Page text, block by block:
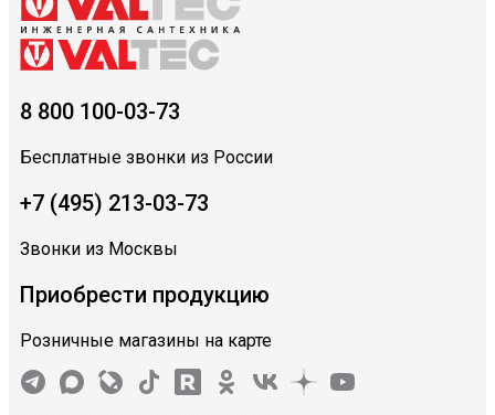
8 800 100-03-73
Бесплатные звонки из России
+7 (495) 213-03-73
Звонки из Москвы
Приобрести продукцию
Розничные магазины на карте